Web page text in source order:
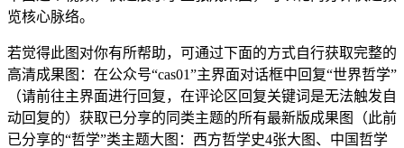
览核心脉络。
若觉得此图对你有所帮助，可通过下面的方式自行获取完整的
高清成果图：在公众号“cas01”主界面对话框中回复“世界哲学”
（请前往主界面进行回复，在评论区回复关键词是无法触发自
动回复的）获取已分享的同类主题的所有最新版成果图（此前
已分享的“哲学”类主题大图：西方哲学史4张大图、中国哲学